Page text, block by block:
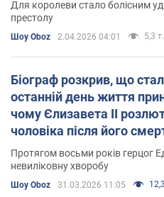
Для королеви стало болісним
престолу
Шоу Oboz 2.04.2026 04:01 5,3 т.
Біограф розкрив, що
останній день життя
чому Єлизавета II
чоловіка після його
Протягом восьми років герцог
невиліковну хворобу
Шоу Oboz 31.03.2026 11:05